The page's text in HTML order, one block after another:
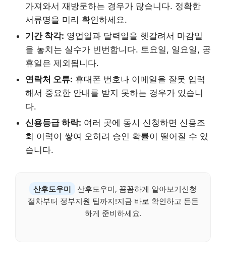
가져와서 재방문하는 경우가 많습니다. 정확한
서류명을 미리 확인하세요.
기간 착각: 영업일과 달력일을 헷갈려서 마감일
을 놓치는 실수가 빈번합니다. 토요일, 일요일, 공
휴일은 제외됩니다.
연락처 오류: 휴대폰 번호나 이메일을 잘못 입력
해서 중요한 안내를 받지 못하는 경우가 있습니
다.
신용등급 하락: 여러 곳에 동시 신청하면 신용조
회 이력이 쌓여 오히려 승인 확률이 떨어질 수 있
습니다.
산후도우미
산후도우미, 꼼꼼하게 알아보기신청
절차부터 정부지원 팁까지!지금 바로 확인하고 든든
하게 준비하세요.